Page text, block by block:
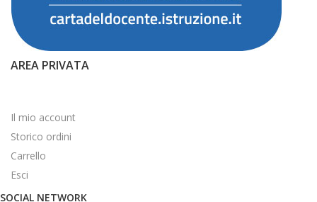
AREA PRIVATA
Il mio account
Storico ordini
Carrello
Esci
SOCIAL NETWORK